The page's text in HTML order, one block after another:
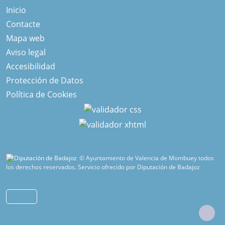
Inicio
Contacte
Mapa web
Aviso legal
Accesibilidad
Protección de Datos
Política de Cookies
© Ayuntamiento de Valencia de Mombuey todos
los derechos reservados.Servicio ofrecido por Diputación de Badajoz